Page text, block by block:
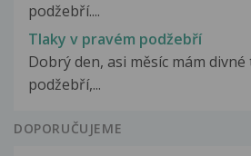
podžebří....
Tlaky v pravém podžebří
Dobrý den, asi měsíc mám
podžebří,...
DOPORUČUJEME